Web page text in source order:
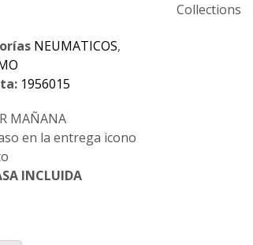
NEUMATICOS,
1956015
MAÑANA
INCLUIDA
Collections